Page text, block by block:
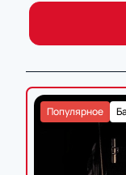
Популярное